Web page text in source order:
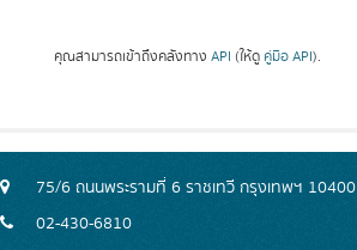
คุณสามารถเข้าถึงคลังทาง API (ให้ดู คู่มือ API).
75/6 ถนนพระรามที่ 6 ราชเทวี กรุงเทพฯ 10400
02-430-6810